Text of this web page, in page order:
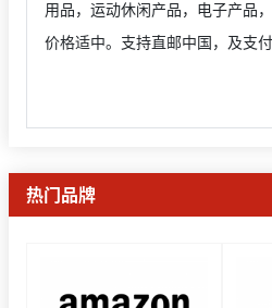
用品，运动休闲产品，电子产品
价格适中。支持直邮中国，及支付
热门品牌